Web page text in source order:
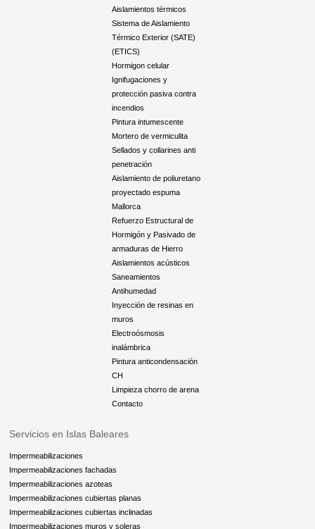
Aislamientos térmicos
Sistema de Aislamiento
Térmico Exterior (SATE)
(ETICS)
Hormigon celular
Ignifugaciones y
protección pasiva contra
incendios
Pintura intumescente
Mortero de vermiculita
Sellados y collarines anti
penetración
Aislamiento de poliuretano
proyectado espuma
Mallorca
Refuerzo Estructural de
Hormigón y Pasivado de
armaduras de Hierro
Aislamientos acústicos
Saneamientos
Antihumedad
Inyección de resinas en
muros
Electroósmosis
inalámbrica
Pintura anticondensación
CH
Limpieza chorro de arena
Contacto
Servicios en Islas Baleares
Impermeabilizaciones
Impermeabilizaciones fachadas
Impermeabilizaciones azoteas
Impermeabilizaciones cubiertas planas
Impermeabilizaciones cubiertas inclinadas
Impermeabilizaciones muros y soleras